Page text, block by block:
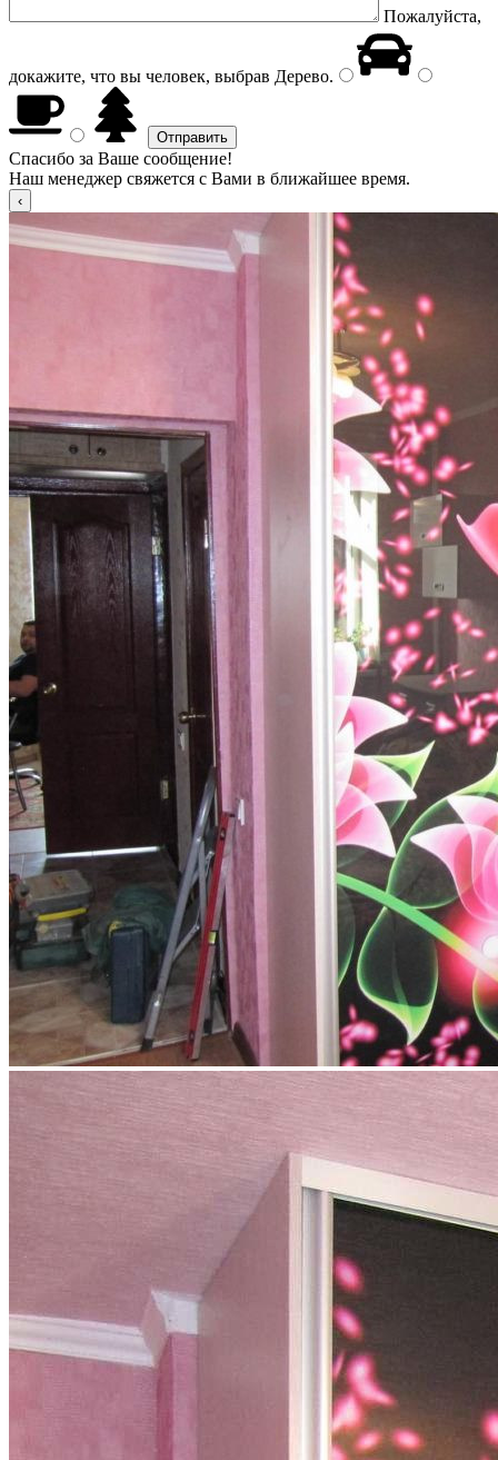
Пожалуйста,
докажите, что вы человек, выбрав Дерево.
Спасибо за Ваше сообщение!
Наш менеджер свяжется с Вами в ближайшее время.